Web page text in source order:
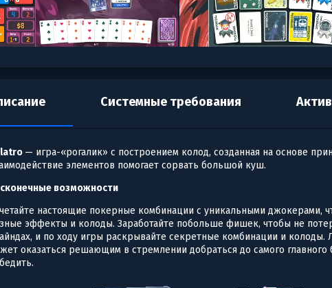
Системные требования
— игра-«рогалик» с построением колод, созданная на основе
элементов помогает сорвать большой куш.
возможности
настоящие покерные комбинации с уникальными джокерами,
эффекты и колоды. Заработайте побольше фишек, чтобы не
и по ходу игры раскрывайте секретные комбинации и
оказаться решающим в стремлении добраться до самого главного